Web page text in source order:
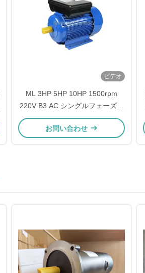
ビデオ
ML 3HP 5HP 10HP 1500rpm
220V B3 AC シングルフェーズ・
ダブル・コンデンサ・インダクシ
ョンモーター
お問い合わせ